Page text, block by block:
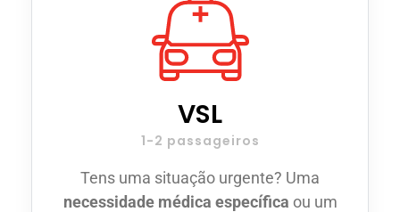
VSL
1-2 passageiros
Tens uma situação urgente? Uma
necessidade médica específica ou um